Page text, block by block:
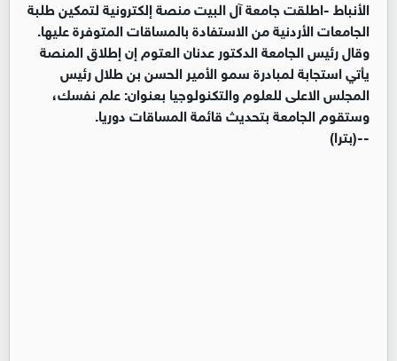
الأنباط -اطلقت جامعة آل البيت منصة إلكترونية لتمكين طلبة
الجامعات الأردنية من الاستفادة بالمساقات المتوفرة عليها.
وقال رئيس الجامعة الدكتور عدنان العتوم إن إطلاق المنصة
يأتي استجابة لمبادرة سمو الأمير الحسن بن طلال رئيس
المجلس الاعلى للعلوم والتكنولوجيا بعنوان: علم نفسك،
وستقوم الجامعة بتحديث قائمة المساقات دوريا.
--(بترا)